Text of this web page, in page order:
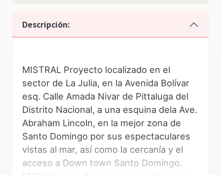
Descripción:
MISTRAL Proyecto localizado en el
sector de La Julia, en la Avenida Bolívar
esq. Calle Amada Nivar de Pittaluga del
Distrito Nacional, a una esquina dela Ave.
Abraham Lincoln, en la mejor zona de
Santo Domingo por sus espectaculares
vistas al mar, así como la cercanía y el
acceso a Down town Santo Domingo.